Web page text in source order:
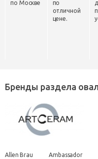
по Москве
по
отличной
цене.
Бренды раздела
Allen Brau Ambassador